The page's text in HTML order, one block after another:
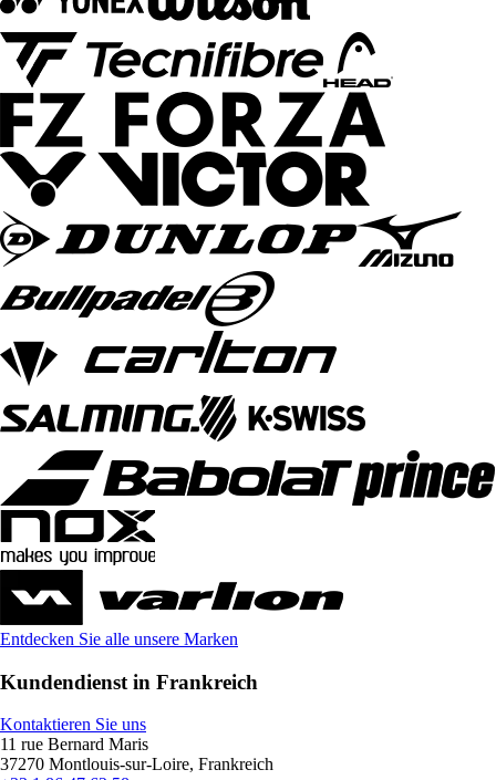
Entdecken Sie alle unsere Marken
Kundendienst in Frankreich
Kontaktieren Sie uns
11 rue Bernard Maris
37270 Montlouis-sur-Loire, Frankreich